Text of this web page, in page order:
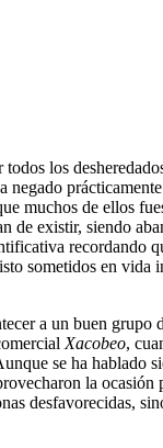
los
muchos de ellos
de existir, siendo
sometidos en
a un buen
Xacobeo,
se ha hablado
la
desfavorecidas,